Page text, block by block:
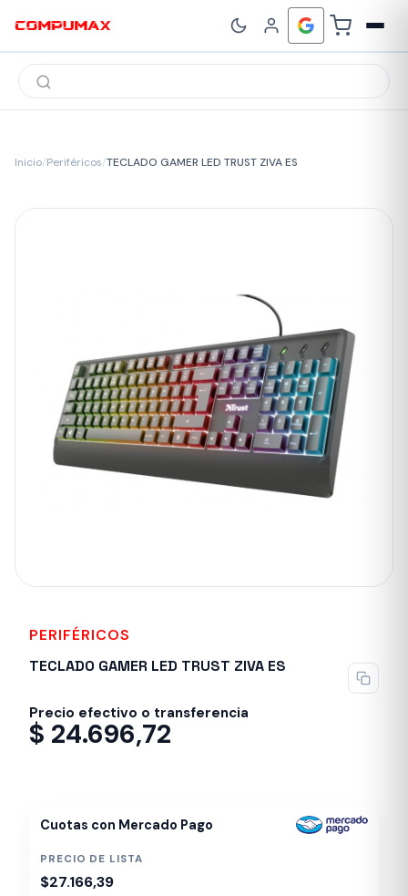
Búsqueda
de
productos
Inicio/Periféricos/TECLADO GAMER LED TRUST ZIVA ES
PERIFÉRICOS
TECLADO GAMER LED TRUST ZIVA ES
Precio efectivo o transferencia
$ 24.696,72
Cuotas con Mercado Pago
PRECIO DE LISTA
$27.166,39